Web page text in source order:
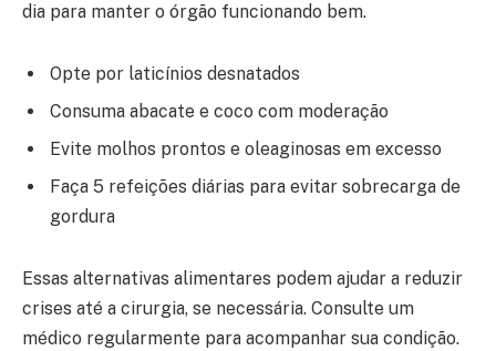
dia para manter o órgão funcionando bem.
Opte por laticínios desnatados
Consuma abacate e coco com moderação
Evite molhos prontos e oleaginosas em excesso
Faça 5 refeições diárias para evitar sobrecarga de
gordura
Essas alternativas alimentares podem ajudar a reduzir
crises até a cirurgia, se necessária. Consulte um
médico regularmente para acompanhar sua condição.